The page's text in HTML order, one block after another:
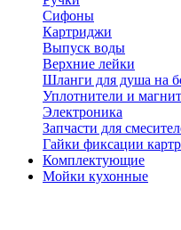
Сифоны
Картриджи
Выпуск воды
Верхние лейки
Шланги для душа на
Уплотнители и
Электроника
Запчасти для
Гайки фиксации
Комплектующие
Мойки кухонные